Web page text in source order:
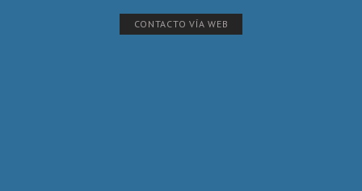
CONTACTO VÍA WEB